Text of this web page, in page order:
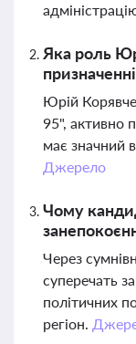
Яка роль
Юрій
95", активно
має значний
Джерело
Чому
Через
суперечать
політичних
регіон.